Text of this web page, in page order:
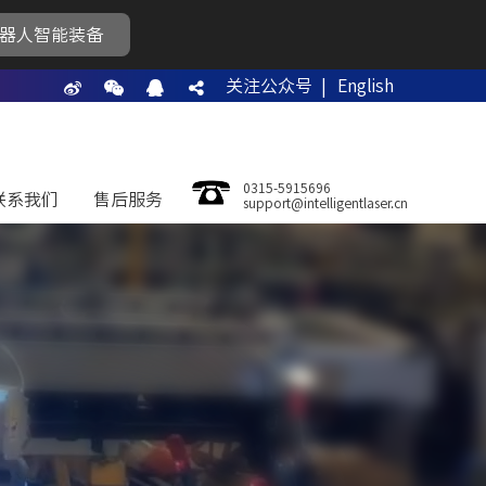
人智能装备
关注公众号 | English
系我们 售后服务
0315-5915696
support@intelligentlaser.cn